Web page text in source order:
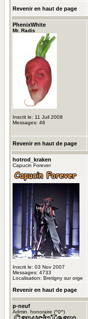
Revenir en haut de page
PhenixWhite
Mr. Radis
Inscrit le: 11 Juil 2008
Messages: 46
Revenir en haut de page
hotrod_kraken
Capucin Forever
Inscrit le: 03 Nov 2007
Messages: 4733
Localisation: Bretigny sur orge
Revenir en haut de page
p-neuf
Admin. honoraire (^0^)